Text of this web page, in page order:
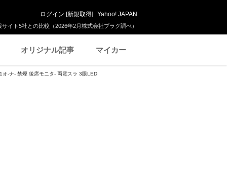
イト5社との比較（2026年2月株式会社プラグ調べ）
ログイン [新規取得] Yahoo! JAPAN
オリジナル記事 マイカー
-ナ- 禁煙 後席モニタ- 両電スラ 3眼LED